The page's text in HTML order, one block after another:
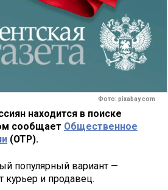
Фото: pixabay.com
находится в поиске
сообщает Общественное
(ОТР).
популярный вариант —
курьер и продавец.